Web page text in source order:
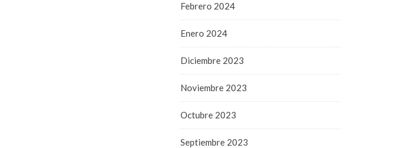
Febrero 2024
Enero 2024
Diciembre 2023
Noviembre 2023
Octubre 2023
Septiembre 2023